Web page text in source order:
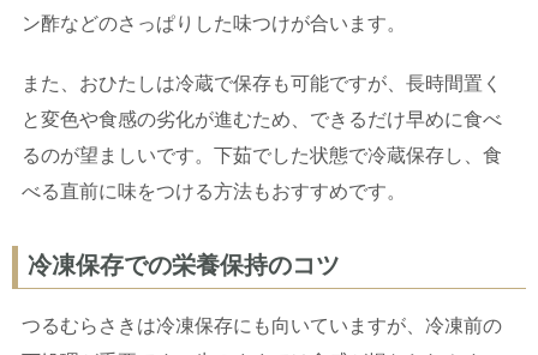
ン酢などのさっぱりした味つけが合います。
また、おひたしは冷蔵で保存も可能ですが、長時間置く
と変色や食感の劣化が進むため、できるだけ早めに食べ
るのが望ましいです。下茹でした状態で冷蔵保存し、食
べる直前に味をつける方法もおすすめです。
冷凍保存での栄養保持のコツ
つるむらさきは冷凍保存にも向いていますが、冷凍前の